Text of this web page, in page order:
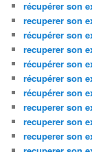
récupérer son
recuperer son
récupérer son
recuperer son
récupérer son
récupérer son
récupérer son
recuperer son
recuperer son
recuperer son